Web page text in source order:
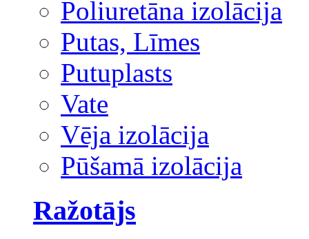
Poliuretāna izolācija
Putas, Līmes
Putuplasts
Vate
Vēja izolācija
Pūšamā izolācija
Ražotājs